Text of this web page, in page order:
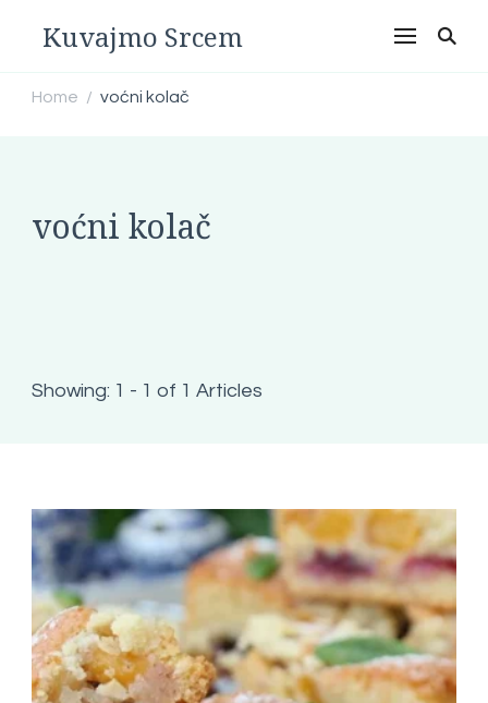
Kuvajmo Srcem
Home / voćni kolač
voćni kolač
Showing: 1 - 1 of 1 Articles